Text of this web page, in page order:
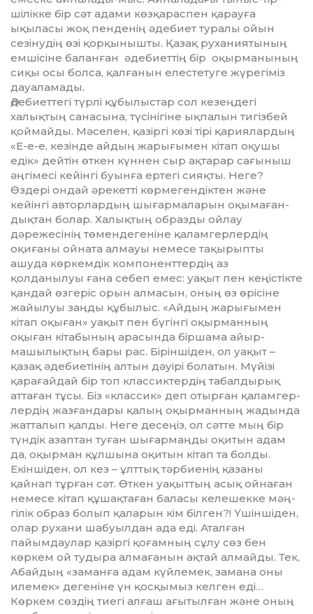
шілікке бір сәт адами көз­қа­рас­пен қарауға
ықыласы жоқ пен­денің әдебиет туралы ойын
сезінудің өзі қорқынышты. Қа­зақ руханиятының
емшісіне ба­ланған әдебиеттің бір оқыр­ма­нының
сиқы осы болса, қал­ғанын елес­тетуге жүрегіміз
дауаламады.
Әдебиеттегі түрлі құбылыстар сол кезеңдегі
халықтың санасына, түсінігіне ықпалын тигізбей
қой­майды. Мәселен, қазіргі көзі тірі қариялардың
«Е-е-е, кезінде айдың жарығымен кітап оқушы
едік» дейтін өткен күннен сыр ақ­тарар сағыныш
әңгімесі ке­йінгі буын­ға ер­тегі сияқты. Неге?
Өздері ондай әрекетті көрмеген­діктен және
кейінгі ав­торлардың шығар­маларын оқымаған­
дықтан болар. Халық­тың образды ойлау
дәрежесінің төменде­геніне қалам­герлердің
оқиғаны ойната алмауы немесе та­қы­рыпты
ашуда көркемдік ком­поненттердің аз
қолданылуы ға­на себеп емес: уақыт пен кеңіс­тікте
қандай өзгеріс орын алмасын, оның өз өрісіне
жайылуы заң­ды құбылыс. «Айдың жары­ғы­мен
кітап оқыған» уақыт пен бү­гінгі оқырманның
оқыған кі­та­бының арасында біршама айыр­
машылықтың бары рас. Біріншіден, ол уақыт –
қазақ әдебиетінің ал­тын дәуірі болатын. Мүйізі
қара­ғайдай бір топ классиктердің та­балдырық
аттаған тұсы. Біз «клас­сик» деп отырған қалам­гер­
лердің жазғандары қалың оқыр­манның жадында
жатталып қал­ды. Неге десеңіз, ол сәтте мың бір
түндік азаптан туған шы­ғармаңды оқитын адам
да, оқырман құлшына оқитын кітап та бол­ды.
Екіншіден, ол кез – ұлттық тәр­биенің қазаны
қайнап тұрған сәт. Өткен уақыт­тың асық ойнаған
немесе кітап құшақтаған баласы келешекке мәң­
гілік образ болып қаларын кім білген?! Үшін­шіден,
олар ру­хани шабуылдан ада еді. Аталған
пайымдаулар қазіргі қоғамның сұлу сөз бен
көркем ой тудыра алмағанын ақтай алмайды. Тек,
Абай­дың «за­ман­ға адам күйлемек, за­мана оны
илемек» дегеніне үн қос­қымыз келген еді…
Көркем сөздің тиегі алғаш ағы­тылған және оның